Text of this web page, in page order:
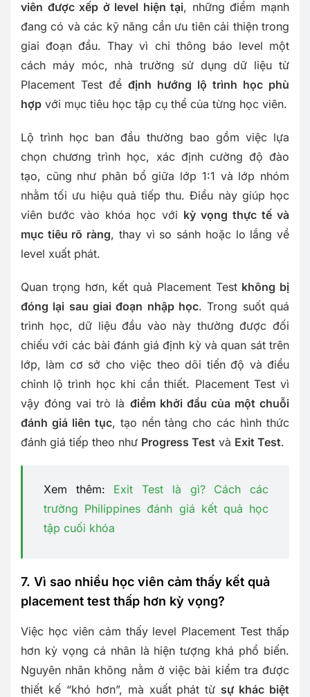
viên được xếp ở level hiện tại, những điểm mạnh
đang có và các kỹ năng cần ưu tiên cải thiện trong
giai đoạn đầu. Thay vì chỉ thông báo level một
cách máy móc, nhà trường sử dụng dữ liệu từ
Placement Test để định hướng lộ trình học phù
hợp với mục tiêu học tập cụ thể của từng học viên.
Lộ trình học ban đầu thường bao gồm việc lựa
chọn chương trình học, xác định cường độ đào
tạo, cũng như phân bổ giữa lớp 1:1 và lớp nhóm
nhằm tối ưu hiệu quả tiếp thu. Điều này giúp học
viên bước vào khóa học với kỳ vọng thực tế và
mục tiêu rõ ràng, thay vì so sánh hoặc lo lắng về
level xuất phát.
Quan trọng hơn, kết quả Placement Test không bị
đóng lại sau giai đoạn nhập học. Trong suốt quá
trình học, dữ liệu đầu vào này thường được đối
chiếu với các bài đánh giá định kỳ và quan sát trên
lớp, làm cơ sở cho việc theo dõi tiến độ và điều
chỉnh lộ trình học khi cần thiết. Placement Test vì
vậy đóng vai trò là điểm khởi đầu của một chuỗi
đánh giá liên tục, tạo nền tảng cho các hình thức
đánh giá tiếp theo như Progress Test và Exit Test.
Xem thêm: Exit Test là gì? Cách các
trường Philippines đánh giá kết quả học
tập cuối khóa
7. Vì sao nhiều học viên cảm thấy kết quả
placement test thấp hơn kỳ vọng?
Việc học viên cảm thấy level Placement Test thấp
hơn kỳ vọng cá nhân là hiện tượng khá phổ biến.
Nguyên nhân không nằm ở việc bài kiểm tra được
thiết kế “khó hơn”, mà xuất phát từ sự khác biệt